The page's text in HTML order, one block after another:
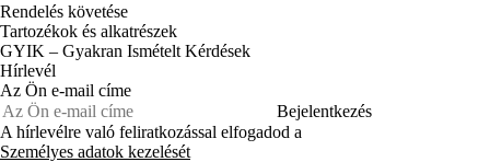
Rendelés követése
Tartozékok és alkatrészek
GYIK – Gyakran Ismételt Kérdések
Hírlevél
Az Ön e-mail címe
Bejelentkezés
A hírlevélre való feliratkozással elfogadod a
Személyes adatok kezelését